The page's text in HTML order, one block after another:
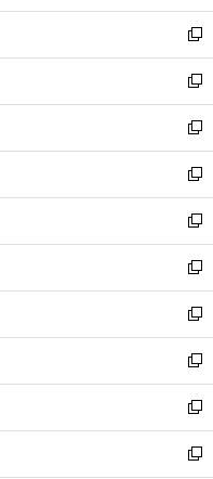
開
く
ウ
で
開
く
ン
ド
ウ
で
開
く
ウ
ィ
ン
ド
ウ
で
開
く
新
し
い
ウ
ィ
ン
ド
ウ
で
開
く
新
し
い
ウ
ィ
ン
ド
ウ
で
開
く
新
し
い
ウ
ィ
ン
ド
ウ
で
開
く
新
し
い
ウ
ィ
ン
ド
ウ
で
開
く
新
し
い
ウ
ィ
ン
ド
ウ
で
開
く
新
し
い
ウ
ィ
ン
ド
ウ
で
新
し
い
ウ
ィ
ン
ド
新
し
い
ウ
ィ
新
し
い
新